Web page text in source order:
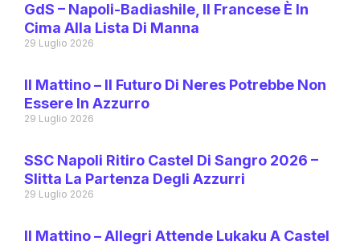
GdS – Napoli-Badiashile, Il Francese È In
Cima Alla Lista Di Manna
29 Luglio 2026
Il Mattino – Il Futuro Di Neres Potrebbe Non
Essere In Azzurro
29 Luglio 2026
SSC Napoli Ritiro Castel Di Sangro 2026 –
Slitta La Partenza Degli Azzurri
29 Luglio 2026
Il Mattino – Allegri Attende Lukaku A Castel